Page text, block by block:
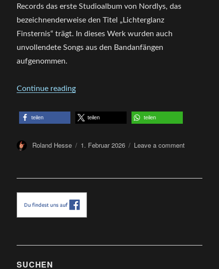
Records das erste Studioalbum von Nordlys, das
bezeichnenderweise den Titel „Lichterglanz
Finsternis“ trägt. In dieses Werk wurden auch
unvollendete Songs aus den Bandanfängen
aufgenommen.
Continue reading„Review: NORDLYS – Lichterglanz
teilen teilen teilen
Author
Roland Hesse
Posted
1. Februar 2026 Leave a commenton
SUCHEN